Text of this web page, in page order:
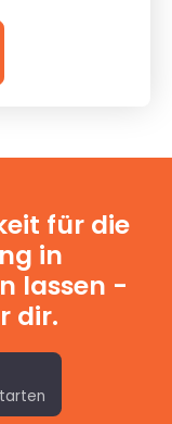
für die
in
lassen -
dir.